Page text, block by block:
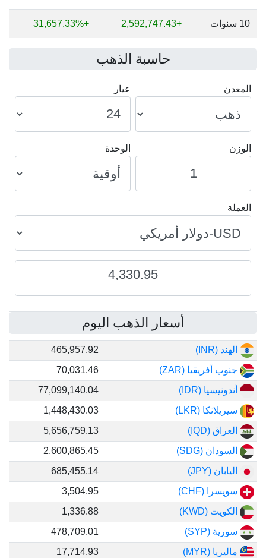
10 سنوات +2,592,747.43
+31,657.33%
حاسبة الذهب
المعدن عيار
الوزن الوحدة
العملة
4,330.95
أسعار الذهب اليوم
الهند (INR)
465,957.92
جنوب أفريقيا (ZAR)
70,031.46
أندونيسيا (IDR)
77,099,140.04
سيريلانكا (LKR)
1,448,430.03
العراق (IQD)
5,656,759.13
السودان (SDG)
2,600,865.45
اليابان (JPY)
685,455.14
سويسرا (CHF)
3,504.95
الكويت (KWD)
1,336.88
سورية (SYP)
478,709.01
ماليزيا (MYR)
17,714.93